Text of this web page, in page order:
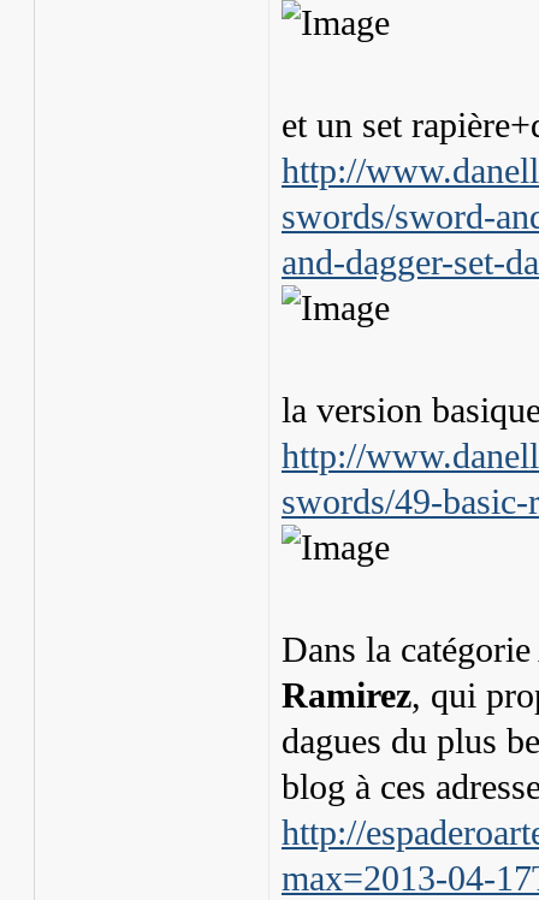
et un set
http://
swords/sword-
and-dagger-set-
la version
http://
swords/49-basic-
Dans la
Ramirez, qui
dagues du plus
blog à ces
http://
max=2013-04-